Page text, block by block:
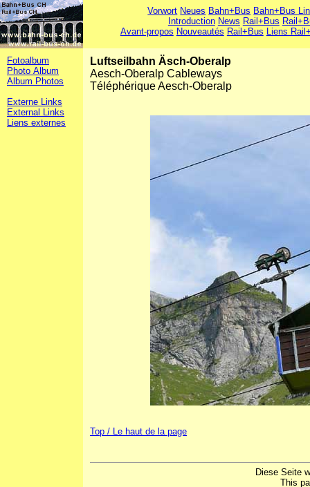
Vorwort Neues Bahn+Bus Bahn+Bus
Introduction News Rail+Bus
Avant-propos Nouveautés Rail+Bus Liens
Fotoalbum
Photo Album
Album Photos
Externe Links
External Links
Liens externes
Luftseilbahn Äsch-Oberalp
Aesch-Oberalp Cableways
Téléphérique Aesch-Oberalp
Top / Le haut de la page
Diese Seite
This